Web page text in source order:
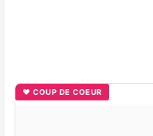
♥ COUP DE COEUR